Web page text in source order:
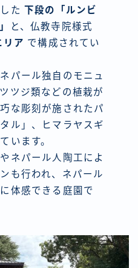
た
下段の「ルンビ
と、仏教寺院様式
リア で構成されてい
パール独自のモニュ
ツジ類などの植栽が
な彫刻が施されたパ
ル」、ヒマラヤスギ
います。
ネパール人陶工によ
も行われ、ネパール
体感できる庭園で